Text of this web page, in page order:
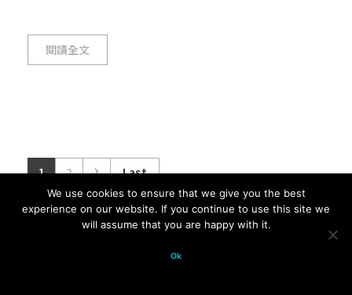
閱讀全文
1 2 Last
© 2026 科學月刊五十年大全 All
We use cookies to ensure that we give you the best
experience on our website. If you continue to use this site we
will assume that you are happy with it.
Ok